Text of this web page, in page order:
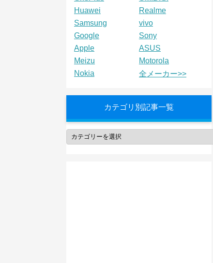
Huawei
Realme
Samsung
vivo
Google
Sony
Apple
ASUS
Meizu
Motorola
Nokia
全メーカー>>
カテゴリ別記事一覧